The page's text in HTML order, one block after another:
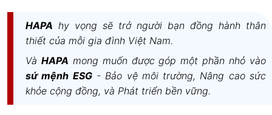
HAPA hy vọng sẽ trở người bạn đồng hành thân
thiết của mỗi gia đình Việt Nam.
Và HAPA mong muốn được góp một phần nhỏ vào
sứ mệnh ESG- Bảo vệ môi trường, Nâng cao sức
khỏe cộng đồng, và Phát triển bền vững.